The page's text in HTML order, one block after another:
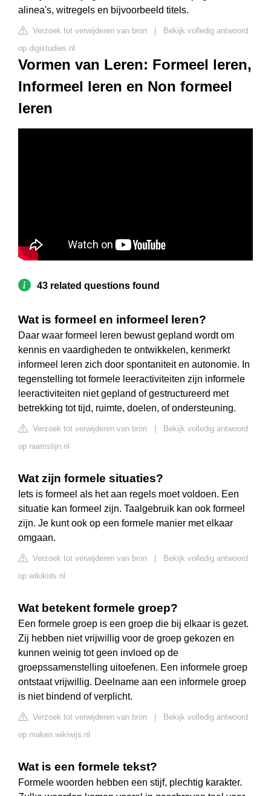
alinea's, witregels en bijvoorbeeld titels.
Verzoek tot verwijderen van bron
Bekijk volledig antwoord
op digistudies.nl
Vormen van Leren: Formeel leren,
Informeel leren en Non formeel
leren
43 related questions found
Wat is formeel en informeel leren?
Daar waar formeel leren bewust gepland wordt om
kennis en vaardigheden te ontwikkelen, kenmerkt
informeel leren zich door spontaniteit en autonomie. In
tegenstelling tot formele leeractiviteiten zijn informele
leeractiviteiten niet gepland of gestructureerd met
betrekking tot tijd, ruimte, doelen, of ondersteuning.
Verzoek tot verwijderen van bron
Bekijk volledig antwoord
op raamstijn.nl
Wat zijn formele situaties?
Iets is formeel als het aan regels moet voldoen. Een
situatie kan formeel zijn. Taalgebruik kan ook formeel
zijn. Je kunt ook op een formele manier met elkaar
omgaan.
Verzoek tot verwijderen van bron
Bekijk volledig antwoord
op wikikids.nl
Wat betekent formele groep?
Een formele groep is een groep die bij elkaar is gezet.
Zij hebben niet vrijwillig voor de groep gekozen en
kunnen weinig tot geen invloed op de
groepssamenstelling uitoefenen. Een informele groep
ontstaat vrijwillig. Deelname aan een informele groep
is niet bindend of verplicht.
Verzoek tot verwijderen van bron
Bekijk volledig antwoord
op maken.wikiwijs.nl
Wat is een formele tekst?
Formele woorden hebben een stijf, plechtig karakter.